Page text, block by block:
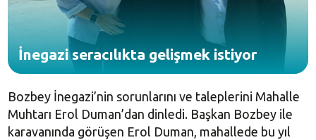
İnegazi seracılıkta gelişmek istiyor
Bozbey İnegazi’nin sorunlarını ve taleplerini Mahalle
Muhtarı Erol Duman’dan dinledi. Başkan Bozbey ile
karavanında görüşen Erol Duman, mahallede bu yıl